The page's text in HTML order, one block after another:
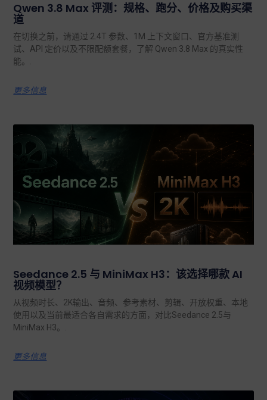
Qwen 3.8 Max 评测：规格、跑分、价格及购买渠
道
在切换之前，请通过 2.4T 参数、1M 上下文窗口、官方基准测
试、API 定价以及不限配额套餐，了解 Qwen 3.8 Max 的真实性
能。.
更多信息
Seedance 2.5 与 MiniMax H3：该选择哪款 AI
视频模型？
从视频时长、2K输出、音频、参考素材、剪辑、开放权重、本地
使用以及当前最适合各自需求的方面，对比Seedance 2.5与
MiniMax H3。.
更多信息